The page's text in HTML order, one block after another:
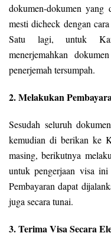
dokumen-dokumen
mesti dicheck dengan
Satu lagi, untuk
menerjemahkan
penerjemah tersumpah.
2. Melakukan
Sesudah seluruh
kemudian di berikan ke
masing, berikutnya
untuk pengerjaan visa ini
Pembayaran dapat
juga secara tunai.
3. Terima Visa Secara